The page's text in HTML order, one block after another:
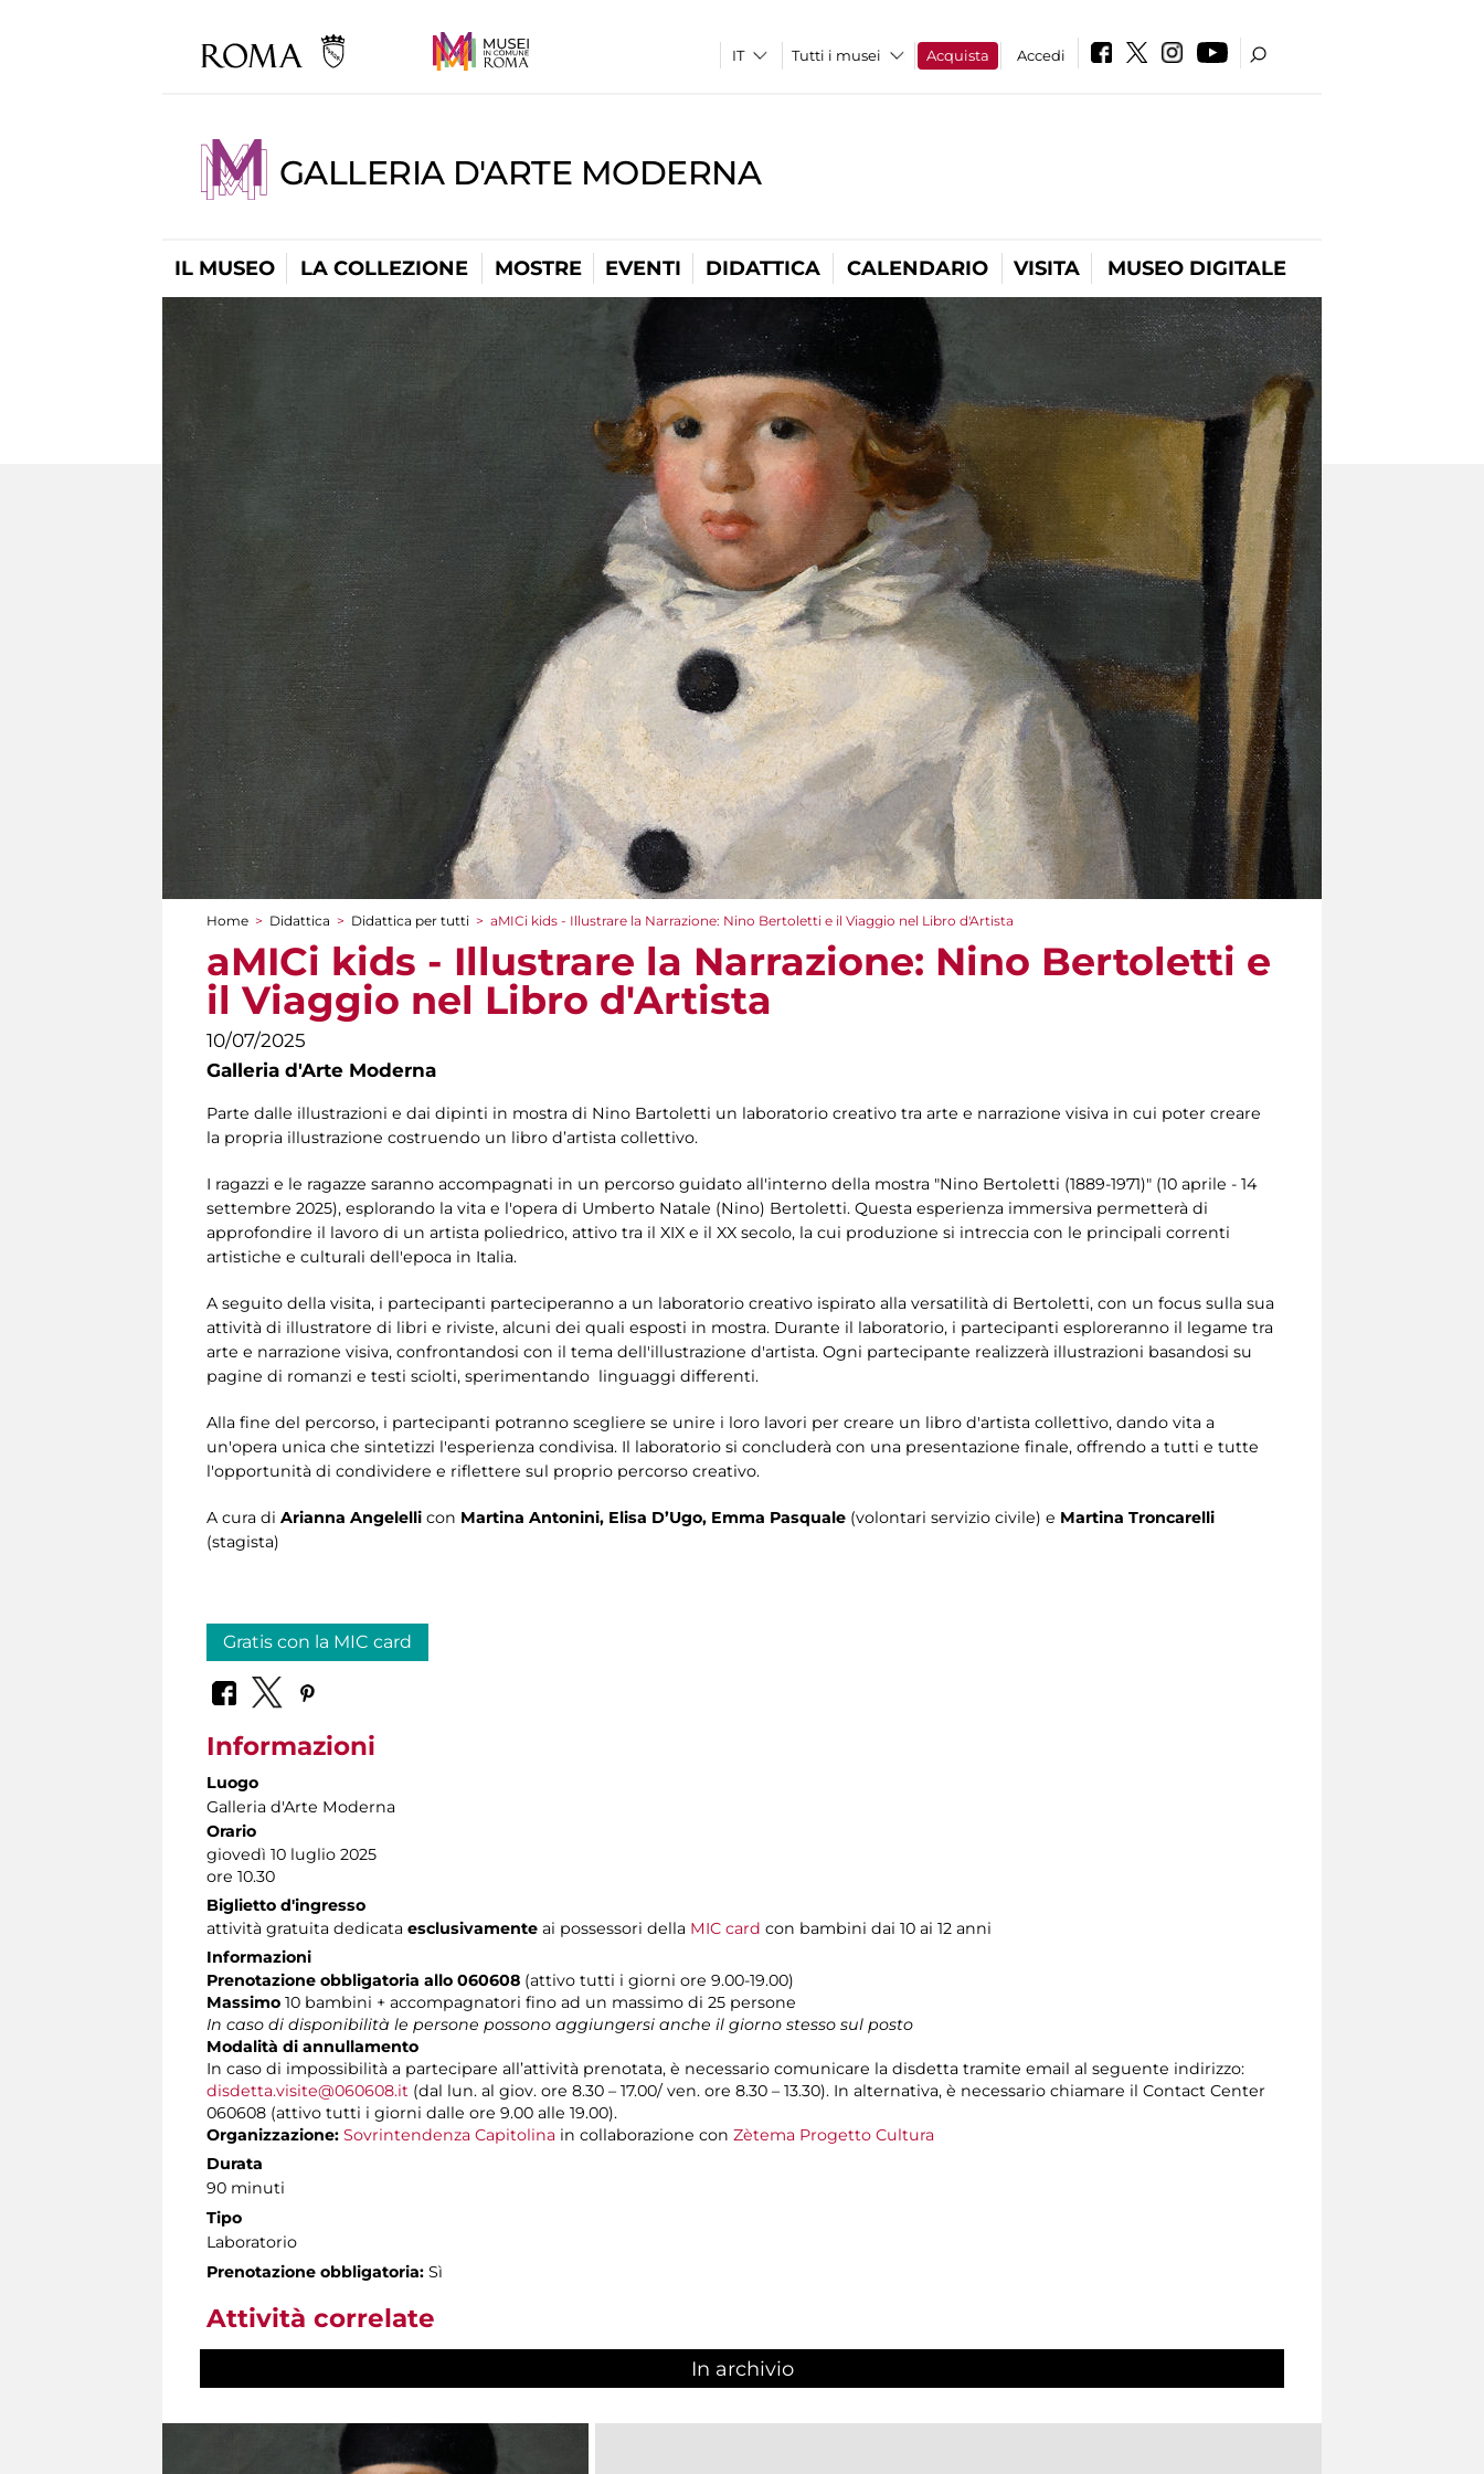
Tutti i musei Acquista Accedi
GALLERIA D'ARTE MODERNA
IL MUSEO LA COLLEZIONE MOSTRE EVENTI DIDATTICA CALENDARIO VISITA MUSEO DIGITALE
Tu sei qui
Home > Didattica > Didattica per tutti > aMICi kids - Illustrare la Narrazione: Nino Bertoletti e il Viaggio nel Libro d'Artista
aMICi kids - Illustrare la Narrazione: Nino Bertoletti e
il Viaggio nel Libro d'Artista
10/07/2025
Galleria d'Arte Moderna
Parte dalle illustrazioni e dai dipinti in mostra di Nino Bartoletti un laboratorio creativo tra arte e narrazione visiva in cui poter creare
la propria illustrazione costruendo un libro d’artista collettivo.
I ragazzi e le ragazze saranno accompagnati in un percorso guidato all'interno della mostra "Nino Bertoletti (1889-1971)" (10 aprile - 14
settembre 2025), esplorando la vita e l'opera di Umberto Natale (Nino) Bertoletti. Questa esperienza immersiva permetterà di
approfondire il lavoro di un artista poliedrico, attivo tra il XIX e il XX secolo, la cui produzione si intreccia con le principali correnti
artistiche e culturali dell'epoca in Italia.
A seguito della visita, i partecipanti parteciperanno a un laboratorio creativo ispirato alla versatilità di Bertoletti, con un focus sulla sua
attività di illustratore di libri e riviste, alcuni dei quali esposti in mostra. Durante il laboratorio, i partecipanti esploreranno il legame tra
arte e narrazione visiva, confrontandosi con il tema dell'illustrazione d'artista. Ogni partecipante realizzerà illustrazioni basandosi su
pagine di romanzi e testi sciolti, sperimentando linguaggi differenti.
Alla fine del percorso, i partecipanti potranno scegliere se unire i loro lavori per creare un libro d'artista collettivo, dando vita a
un'opera unica che sintetizzi l'esperienza condivisa. Il laboratorio si concluderà con una presentazione finale, offrendo a tutti e tutte
l'opportunità di condividere e riflettere sul proprio percorso creativo.
A cura di Arianna Angelelli con Martina Antonini, Elisa D’Ugo, Emma Pasquale (volontari servizio civile) e Martina Troncarelli
(stagista)
Gratis con la MIC card
Informazioni
Luogo
Galleria d'Arte Moderna
Orario
giovedì 10 luglio 2025
ore 10.30
Biglietto d'ingresso
attività gratuita dedicata esclusivamente ai possessori della MIC card con bambini dai 10 ai 12 anni
Informazioni
Prenotazione obbligatoria allo 060608 (attivo tutti i giorni ore 9.00-19.00)
Massimo 10 bambini + accompagnatori fino ad un massimo di 25 persone
In caso di disponibilità le persone possono aggiungersi anche il giorno stesso sul posto
Modalità di annullamento
In caso di impossibilità a partecipare all’attività prenotata, è necessario comunicare la disdetta tramite email al seguente indirizzo:
disdetta.visite@060608.it (dal lun. al giov. ore 8.30 – 17.00/ ven. ore 8.30 – 13.30). In alternativa, è necessario chiamare il Contact Center
060608 (attivo tutti i giorni dalle ore 9.00 alle 19.00).
Organizzazione: Sovrintendenza Capitolina in collaborazione con Zètema Progetto Cultura
Durata
90 minuti
Tipo
Laboratorio
Prenotazione obbligatoria: Sì
Attività correlate
In archivio